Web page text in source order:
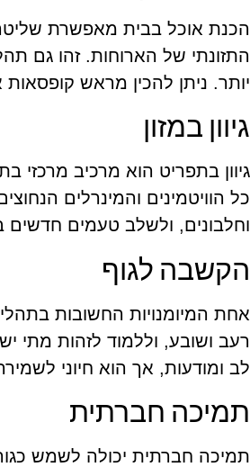
הכנת אוכל בבית מאפשרת
התזונתי של הארוחות. זהו גם
יותר. ניתן להכין מראש
גיוון במזון
גיוון בתפריט הוא מרכיב מרכזי
כל הוויטמינים והמינרלים
וחלבונים, ולשלב טעמים חדשים
הקשבה לגוף
אחת המיומנויות החשובות
רעב ושובע, וללמוד לזהות מתי
לב ומודעות, אך הוא חיוני
תמיכה חברתית
תמיכה חברתית יכולה לשמש